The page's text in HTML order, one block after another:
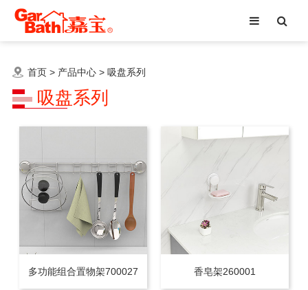
首页> 产品中心> 吸盘系列
吸盘系列
多功能组合置物架700027 香皂架260001